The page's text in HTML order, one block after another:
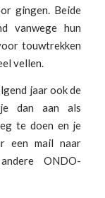
gingen. Beide
vanwege hun
touwtrekken
vellen.
jaar ook de
je dan aan als
te doen en je
een mail naar
ONDO-